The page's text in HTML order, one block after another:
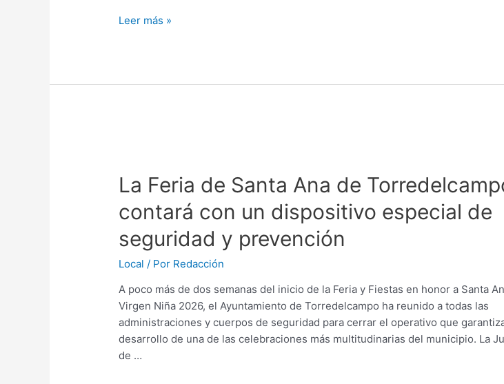
Leer más »
La Feria de Santa Ana de
contará con un dispositivo especial de
seguridad y prevención
Local / Por Redacción
A poco más de dos semanas del inicio de la Feria y Fiestas en honor a Santa
Virgen Niña 2026, el Ayuntamiento de Torredelcampo ha reunido a todas las
administraciones y cuerpos de seguridad para cerrar el operativo que
desarrollo de una de las celebraciones más multitudinarias del municipio. La
de …